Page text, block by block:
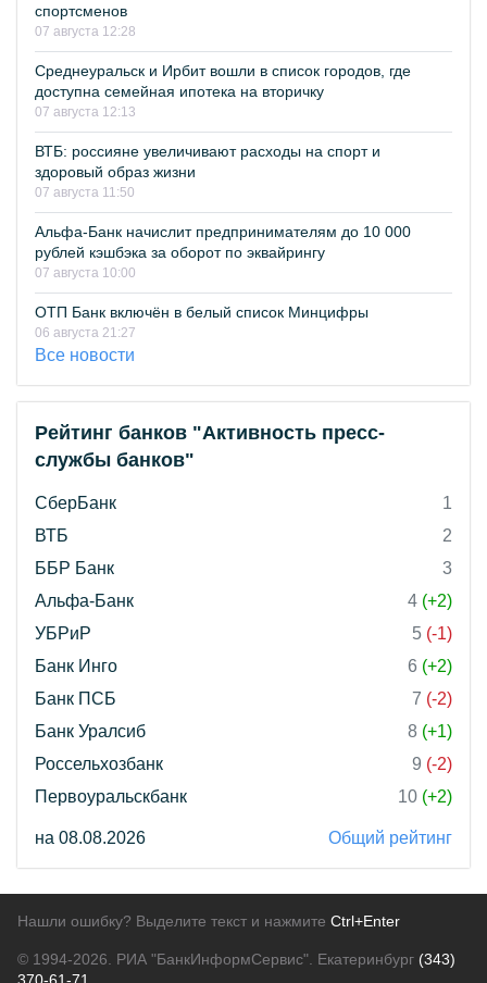
спортсменов
07 августа 12:28
Среднеуральск и Ирбит вошли в список городов, где
доступна семейная ипотека на вторичку
07 августа 12:13
ВТБ: россияне увеличивают расходы на спорт и
здоровый образ жизни
07 августа 11:50
Альфа-Банк начислит предпринимателям до 10 000
рублей кэшбэка за оборот по эквайрингу
07 августа 10:00
ОТП Банк включён в белый список Минцифры
06 августа 21:27
Все новости
Рейтинг банков "Активность пресс-
службы банков"
СберБанк
1
ВТБ
2
ББР Банк
3
Альфа-Банк
4 (+2)
УБРиР
5 (-1)
Банк Инго
6 (+2)
Банк ПСБ
7 (-2)
Банк Уралсиб
8 (+1)
Россельхозбанк
9 (-2)
Первоуральскбанк
10 (+2)
на 08.08.2026 Общий рейтинг
Нашли ошибку? Выделите текст и нажмите Ctrl+Enter
© 1994-2026. РИА "БанкИнформСервис". Екатеринбург (343)